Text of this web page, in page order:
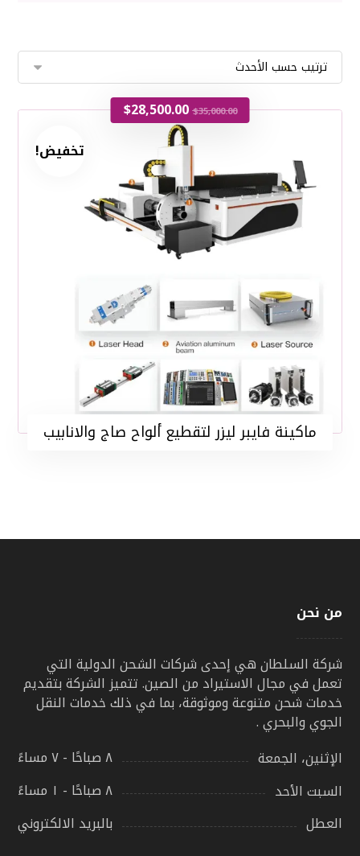
ماكينة فايبر ليزر لتقطيع ألواح صاج والانابيب
$35,000.00
$28,500.00
تخفيض!
من نحن
شركة السلطان هي إحدى شركات الشحن الدولية التي
تعمل في مجال الاستيراد من الصين. تتميز الشركة بتقديم
خدمات شحن متنوعة وموثوقة، بما في ذلك خدمات النقل
الجوي والبحري .
الإثنين، الجمعة
٨ صباحًا - ٧ مساءً
السبت الأحد
٨ صباحًا - ١ مساءً
العطل
بالبريد الالكتروني